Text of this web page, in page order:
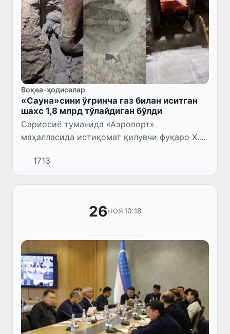
Воқеа-ҳодисалар
«Сауна»сини ўғринча газ билан иситган
шахс 1,8 млрд тўлайдиган бўлди
Сариосиё туманида «Аэропорт»
маҳалласида истиқомат қилувчи фуқаро Х.М.
хонадонида фаолият юритаётган «сауна» газ
қувурига ҳисоблагичсиз ўғринча уланиб
олгани аниқланди.
1713
26НОЯ 10:18